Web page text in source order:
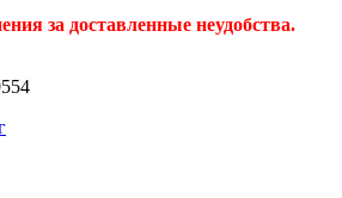
за доставленные неудобства.